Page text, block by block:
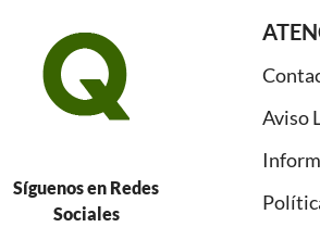
Síguenos en Redes
Sociales
Aviso